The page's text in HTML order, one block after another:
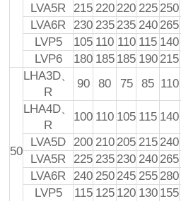
LVA5R
215 220 220 225 250
LVA6R
230 235 235 240 265
LVP5
105 110 110 115 140
LVP6
180 185 185 190 215
50
LHA3D、
R
90 80 75 85 110
LHA4D、
R
100 110 105 115 140
LVA5D
200 210 205 215 240
LVA5R
225 235 230 240 265
LVA6R
240 250 245 255 280
LVP5
115 125 120 130 155